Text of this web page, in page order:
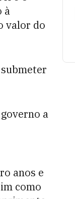
à
valor do
a
anos e
como